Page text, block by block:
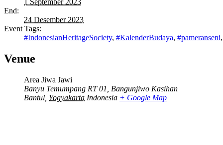
End:
24 Desember 2023
Event Tags:
#IndonesianHeritageSociety, #KalenderBudaya, #pameranseni,
Venue
Area Jiwa Jawi
Banyu Temumpang RT 01, Bangunjiwo Kasihan
Bantul Yogyakarta Indonesia + Google Map